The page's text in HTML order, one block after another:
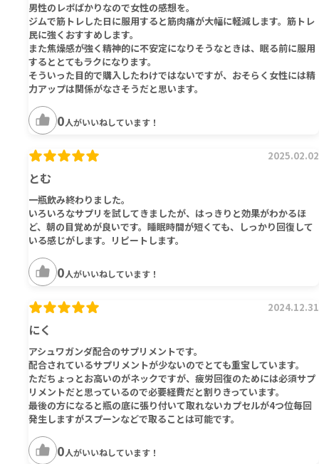
男性のレポばかりなので女性の感想を。
ジムで筋トレした日に服用すると筋肉痛が大幅に軽減します。筋トレ
民に強くおすすめします。
また焦燥感が強く精神的に不安定になりそうなときは、眠る前に服用
するととてもラクになります。
そういった目的で購入したわけではないですが、おそらく女性には精
力アップは関係がなさそうだと思います。
0人がいいねしています！
とむ
2025.02.02
一瓶飲み終わりました。
いろいろなサプリを試してきましたが、はっきりと効果がわかるほ
ど、朝の目覚めが良いです。睡眠時間が短くても、しっかり回復して
いる感じがします。リピートします。
0人がいいねしています！
にく
2024.12.31
アシュワガンダ配合のサプリメントです。
配合されているサプリメントが少ないのでとても重宝しています。
ただちょっとお高いのがネックですが、疲労回復のためには必須サプ
リメントだと思っているので必要経費だと割りきっています。
最後の方になると瓶の底に張り付いて取れないカプセルが4つ位毎回
発生しますがスプーンなどで取ることは可能です。
0人がいいねしています！